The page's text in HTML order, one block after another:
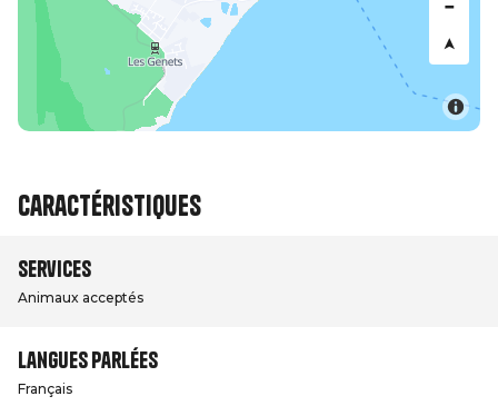
Caractéristiques
Services
Animaux acceptés
Langues parlées
Français